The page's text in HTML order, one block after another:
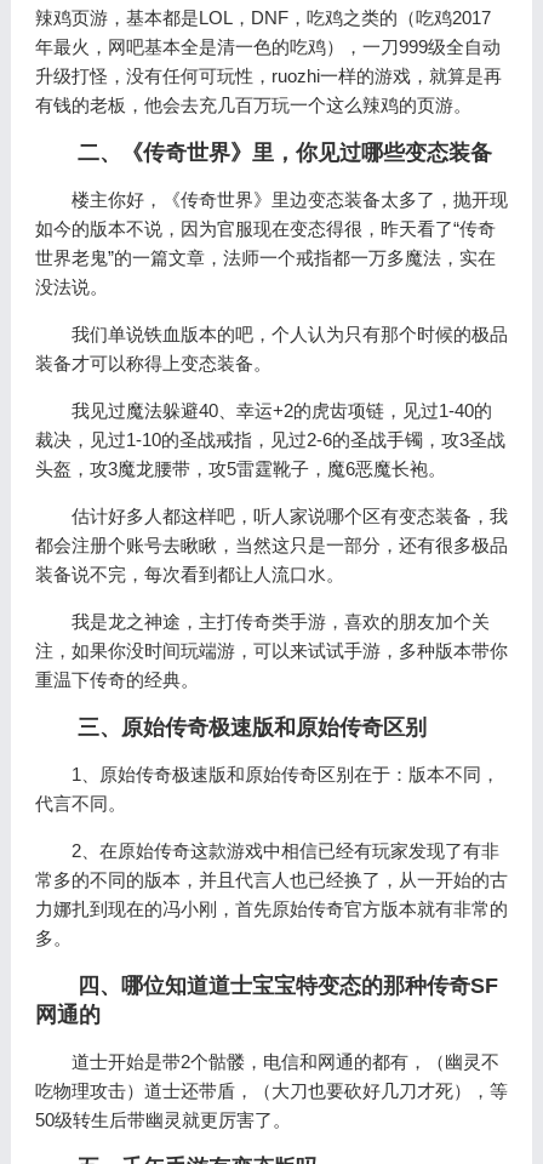
辣鸡页游，基本都是LOL，DNF，吃鸡之类的（吃鸡2017
年最火，网吧基本全是清一色的吃鸡），一刀999级全自动
升级打怪，没有任何可玩性，ruozhi一样的游戏，就算是再
有钱的老板，他会去充几百万玩一个这么辣鸡的页游。
二、《传奇世界》里，你见过哪些变态装备
楼主你好，《传奇世界》里边变态装备太多了，抛开现
如今的版本不说，因为官服现在变态得很，昨天看了“传奇
世界老鬼”的一篇文章，法师一个戒指都一万多魔法，实在
没法说。
我们单说铁血版本的吧，个人认为只有那个时候的极品
装备才可以称得上变态装备。
我见过魔法躲避40、幸运+2的虎齿项链，见过1-40的
裁决，见过1-10的圣战戒指，见过2-6的圣战手镯，攻3圣战
头盔，攻3魔龙腰带，攻5雷霆靴子，魔6恶魔长袍。
估计好多人都这样吧，听人家说哪个区有变态装备，我
都会注册个账号去瞅瞅，当然这只是一部分，还有很多极品
装备说不完，每次看到都让人流口水。
我是龙之神途，主打传奇类手游，喜欢的朋友加个关
注，如果你没时间玩端游，可以来试试手游，多种版本带你
重温下传奇的经典。
三、原始传奇极速版和原始传奇区别
1、原始传奇极速版和原始传奇区别在于：版本不同，
代言不同。
2、在原始传奇这款游戏中相信已经有玩家发现了有非
常多的不同的版本，并且代言人也已经换了，从一开始的古
力娜扎到现在的冯小刚，首先原始传奇官方版本就有非常的
多。
四、哪位知道道士宝宝特变态的那种传奇SF
网通的
道士开始是带2个骷髅，电信和网通的都有，（幽灵不
吃物理攻击）道士还带盾，（大刀也要砍好几刀才死），等
50级转生后带幽灵就更厉害了。